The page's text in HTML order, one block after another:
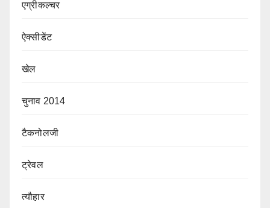
एग्रीकल्चर
ऐक्सीडेंट
खेल
चुनाव 2014
टैकनोलजी
ट्रेवल
त्यौहार